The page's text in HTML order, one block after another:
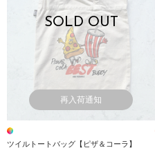
SOLD OUT
再入荷通知
ツイルトートバッグ【ピザ＆コーラ】